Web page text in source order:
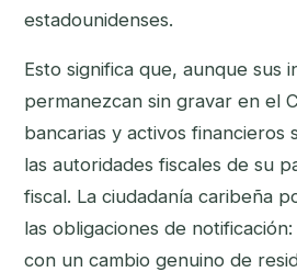
estadounidenses.
Esto significa que, aunque sus
permanezcan sin gravar en el
bancarias y activos financieros
las autoridades fiscales de su
fiscal. La ciudadanía caribeña
las obligaciones de
con un cambio genuino de